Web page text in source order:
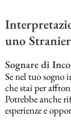
uno
Sognare di
Se nel tuo sogno
che stai per
Potrebbe anche
esperienze e